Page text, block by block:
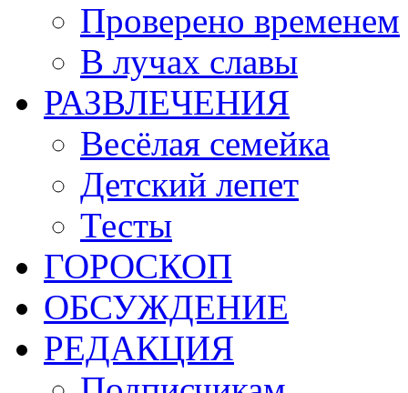
Проверено временем
В лучах славы
РАЗВЛЕЧЕНИЯ
Весёлая семейка
Детский лепет
Тесты
ГОРОСКОП
ОБСУЖДЕНИЕ
РЕДАКЦИЯ